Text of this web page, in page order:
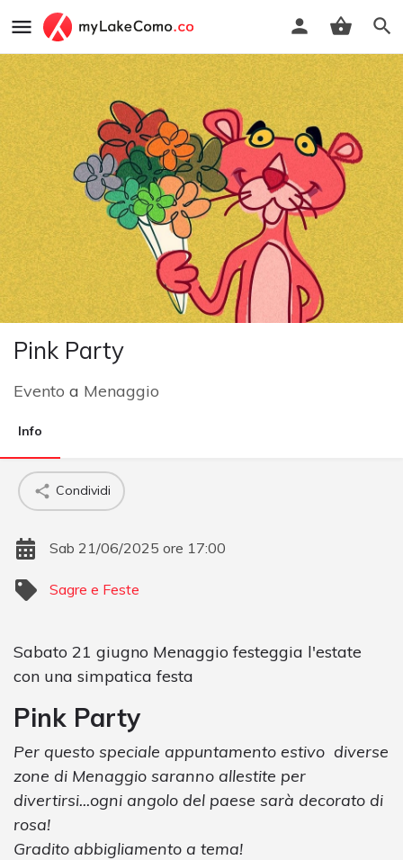
Pink Party
Evento a Menaggio
Info
Condividi
Sab 21/06/2025 ore 17:00
Sagre e Feste
Sabato 21 giugno Menaggio festeggia l'estate
con una simpatica festa
Pink Party
Per questo speciale appuntamento estivo diverse
zone di Menaggio saranno allestite per
divertirsi...ogni angolo del paese sarà decorato di
rosa!
Gradito abbigliamento a tema!